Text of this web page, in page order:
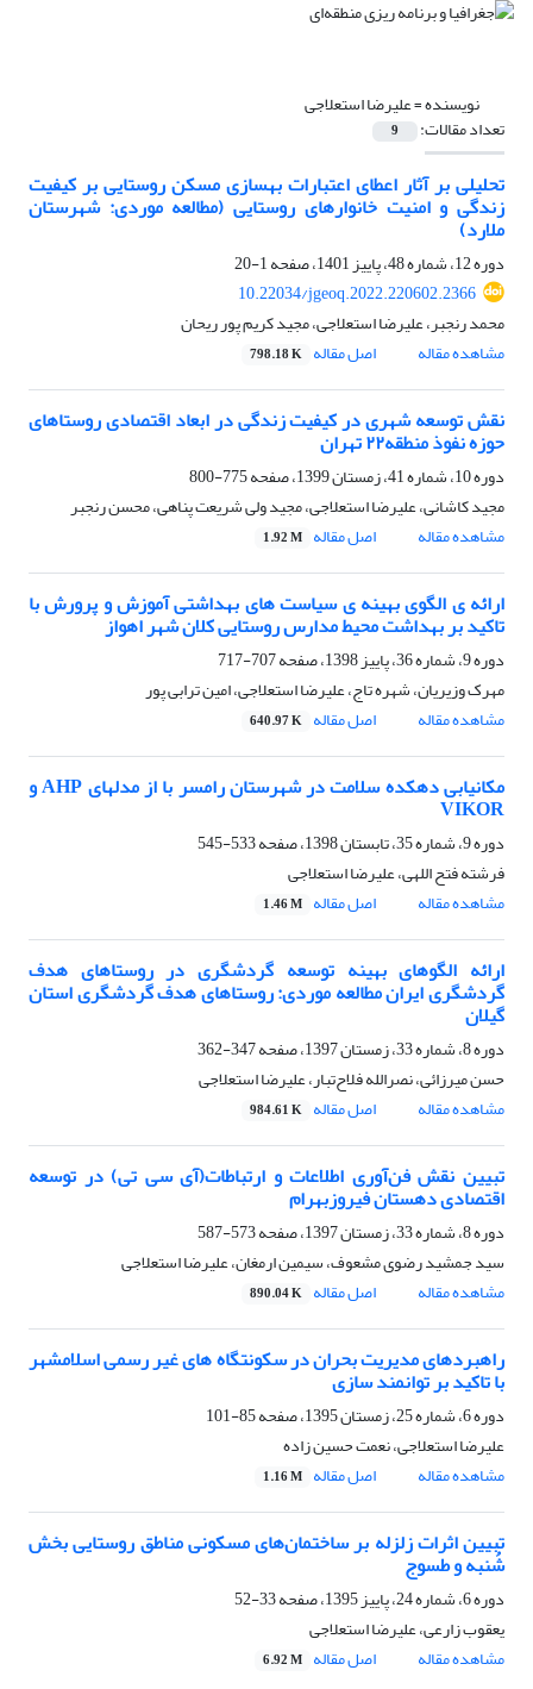
نویسنده =علیرضا استعلاجی
تعداد مقالات: 9
تحلیلی بر آثار اعطای اعتبارات بهسازی مسکن روستایی بر کیفیت
زندگی و امنیت خانوارهای روستایی (مطالعه موردی: شهرستان
ملارد)
دوره 12، شماره 48، پاییز 1401، صفحه
1-20
10.22034/jgeoq.2022.220602.2366
محمد رنجبر، علیرضا استعلاجی، مجید کریم پور ریحان
مشاهده مقاله
اصل مقاله 798.18 K
نقش توسعه شهری در کیفیت زندگی در ابعاد اقتصادی روستاهای
حوزه نفوذ منطقه۲۲ تهران
دوره 10، شماره 41، زمستان 1399، صفحه
775-800
مجید کاشانی، علیرضا استعلاجی، مجید ولی شریعت پناهی، محسن رنجبر
مشاهده مقاله
اصل مقاله 1.92 M
ارائه ی الگوی بهینه ی سیاست های بهداشتی آموزش و پرورش با
تاکید بر بهداشت محیط مدارس روستایی کلان شهر اهواز
دوره 9، شماره 36، پاییز 1398، صفحه
707-717
مهرک وزیریان، شهره تاج، علیرضا استعلاجی، امین ترابی پور
مشاهده مقاله
اصل مقاله 640.97 K
مکانیابی دهکده سلامت در شهرستان رامسر با از مدلهای AHP و
VIKOR
دوره 9، شماره 35، تابستان 1398، صفحه
533-545
فرشته فتح اللهی، علیرضا استعلاجی
مشاهده مقاله
اصل مقاله 1.46 M
ارائه الگوهای بهینه توسعه گردشگری در روستاهای هدف
گردشگری ایران مطالعه موردی: روستاهای هدف گردشگری استان
گیلان
دوره 8، شماره 33، زمستان 1397، صفحه
347-362
حسن میرزائی، نصرالله فلاح‌تبار، علیرضا استعلاجی
مشاهده مقاله
اصل مقاله 984.61 K
تبیین نقش فن‌آوری اطلاعات و ارتباطات(آی سی تی) در توسعه
اقتصادی دهستان فیروزبهرام
دوره 8، شماره 33، زمستان 1397، صفحه
573-587
سید جمشید رضوی مشعوف، سیمین ارمغان، علیرضا استعلاجی
مشاهده مقاله
اصل مقاله 890.04 K
راهبردهای مدیریت بحران در سکونتگاه های غیر رسمی اسلامشهر
با تاکید بر توانمند سازی
دوره 6، شماره 25، زمستان 1395، صفحه
85-101
علیرضا استعلاجی، نعمت حسین زاده
مشاهده مقاله
اصل مقاله 1.16 M
تبیین اثرات زلزله بر ساختمان‌های مسکونی مناطق روستایی بخش
شُنبه و طسوج
دوره 6، شماره 24، پاییز 1395، صفحه
33-52
یعقوب زارعی، علیرضا استعلاجی
مشاهده مقاله
اصل مقاله 6.92 M